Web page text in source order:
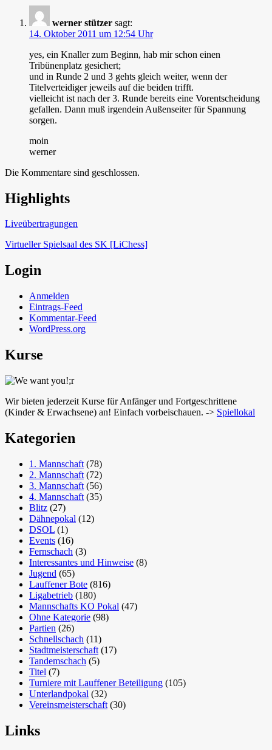
werner stützer sagt:
14. Oktober 2011 um 12:54 Uhr
yes, ein Knaller zum Beginn, hab mir schon einen
Tribünenplatz gesichert;
und in Runde 2 und 3 gehts gleich weiter, wenn der
Titelverteidiger jeweils auf die beiden trifft.
vielleicht ist nach der 3. Runde bereits eine Vorentscheidung
gefallen. Dann muß irgendein Außenseiter für Spannung
sorgen.
moin
werner
Die Kommentare sind geschlossen.
Schach in Lauffen
Highlights
Liveübertragungen
Virtueller Spielsaal des SK [LiChess]
Login
Anmelden
Eintrags-Feed
Kommentar-Feed
WordPress.org
Kurse
Wir bieten jederzeit Kurse für Anfänger und Fortgeschrittene
(Kinder & Erwachsene) an! Einfach vorbeischauen. -> Spiellokal
Kategorien
1. Mannschaft (78)
2. Mannschaft (72)
3. Mannschaft (56)
4. Mannschaft (35)
Blitz (27)
Dähnepokal (12)
DSOL (1)
Events (16)
Fernschach (3)
Interessantes und Hinweise (8)
Jugend (65)
Lauffener Bote (816)
Ligabetrieb (180)
Mannschafts KO Pokal (47)
Ohne Kategorie (98)
Partien (26)
Schnellschach (11)
Stadtmeisterschaft (17)
Tandemschach (5)
Titel (7)
Turniere mit Lauffener Beteiligung (105)
Unterlandpokal (32)
Vereinsmeisterschaft (30)
Links